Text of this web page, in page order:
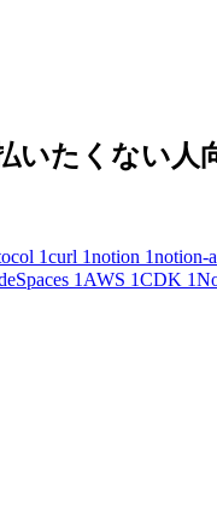
いたくない人
1curl 1notion 1notion-
1 AWS 1CDK 1